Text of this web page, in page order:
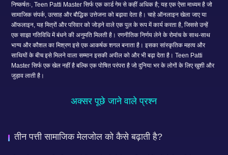
निष्कर्षतः, Teen Patti Master सिर्फ एक कार्ड गेम से कहीं अधिक है; यह एक ऐसा माध्यम है जो
सामाजिक संपर्क, उत्साह और बौद्धिक उत्तेजना को बढ़ावा देता है। चाहे ऑनलाइन खेला जाए या
ऑफलाइन, यह मित्रों और परिवार को जोड़ने वाले एक पुल के रूप में कार्य करता है, जिससे उन्हें
एक साझा गतिविधि में बंधने की अनुमति मिलती है। रणनीतिक निर्णय लेने के रोमांच के साथ-साथ
भाग्य और कौशल का मिश्रण इसे एक आकर्षक शगल बनाता है। इसका सांस्कृतिक महत्व और
साथियों के बीच इसे मिलने वाला सम्मान इसकी अपील को और भी बढ़ा देता है। Teen Patti
Master सिर्फ एक खेल नहीं है बल्कि एक पोषित परंपरा है जो दुनिया भर के लोगों के लिए खुशी और
जुड़ाव लाती है।
अक्सर पूछे जाने वाले प्रश्न
तीन पत्ती सामाजिक मेलजोल को कैसे बढ़ाती है?